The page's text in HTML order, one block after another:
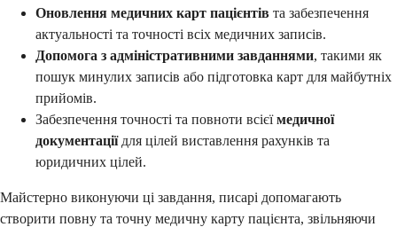
Оновлення медичних карт пацієнтів та забезпечення
актуальності та точності всіх медичних записів.
Допомога з адміністративними завданнями, такими як
пошук минулих записів або підготовка карт для майбутніх
прийомів.
Забезпечення точності та повноти всієїмедичної
документаціїдля цілей виставлення рахунків та
юридичних цілей.
Майстерно виконуючи ці завдання, писарі допомагають
створити повну та точну медичну карту пацієнта, звільняючи